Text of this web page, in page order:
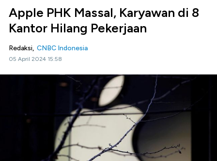
Apple PHK Massal, Karyawan di 8
Kantor Hilang Pekerjaan
Redaksi, CNBC Indonesia
05 April 2024 15:58